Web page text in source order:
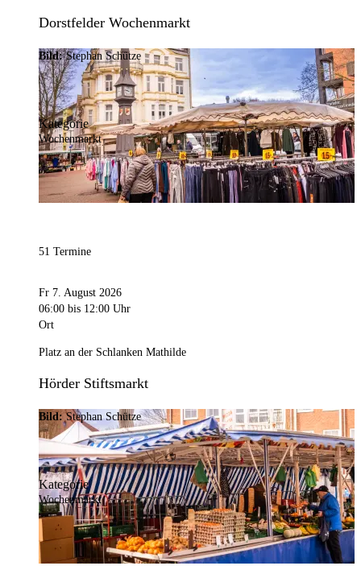
Dorstfelder Wochenmarkt
Bild:Stephan Schütze
Kategorie
Wochenmarkt
51 Termine
Fr 7. August 2026
06:00 bis 12:00 Uhr
Ort
Platz an der Schlanken Mathilde
Hörder Stiftsmarkt
Bild:Stephan Schütze
Kategorie
Wochenmarkt